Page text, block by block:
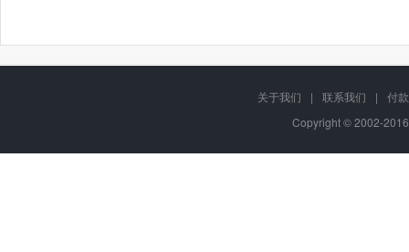
关于我们 | 联系我们 |
付
Copyright © 2002-